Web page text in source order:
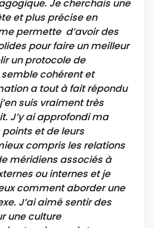
Je cherchais une
et plus précise en
permette d’avoir des
pour faire un meilleur
un protocole de
cohérent et
a tout à fait répondu
suis vraiment très
J’y ai approfondi ma
et de leurs
compris les relations
méridiens associés à
ou internes et je
comment aborder une
J’ai aimé sentir des
une culture